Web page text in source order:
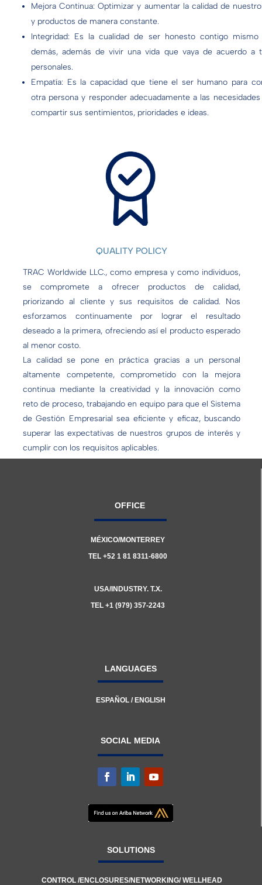
Mejora Continua: Optimizar y aumentar la calidad de
y productos de manera constante.
Integridad: Es la cualidad de ser honesto contigo
demás, además de vivir una vida que vaya de acuerdo a
personales.
Empatía: Es la capacidad que tiene el ser humano para
otra persona y responder adecuadamente a las
compartir sus sentimientos, prioridades e ideas.
QUALITY POLICY
TRAC Worldwide LLC., como empresa y como individuos,
se compromete a ofrecer productos de calidad,
priorizando al cliente y sus requisitos de calidad. Nos
esforzamos continuamente por lograr el resultado
deseado a la primera, ofreciendo así el producto esperado
al menor costo.
La calidad se pone en práctica gracias a un personal
altamente competente, comprometido con la mejora
continua mediante la creatividad y la innovación como
reto de proceso, trabajando en equipo para que el Sistema
de Gestión Empresarial sea eficiente y eficaz, buscando
superar las expectativas de nuestros grupos de interés y
cumplir con los requisitos aplicables.
OFFICE
MÉXICO/MONTERREY
TEL +52 1 81 8311-6800
USA/INDUSTRY. T.X.
TEL +1 (979) 357-2243
LANGUAGES
ESPAÑOL/ ENGLISH
SOCIAL MEDIA
SOLUTIONS
CONTROL /ENCLOSURES/NETWORKING/ WELLHEAD